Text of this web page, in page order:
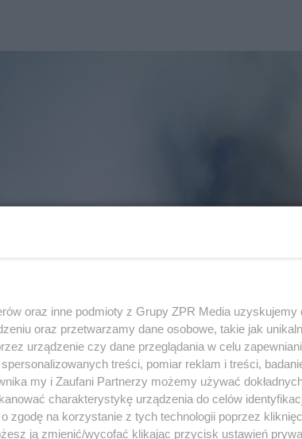
oraz inne podmioty z Grupy ZPR Media uzyskujemy
oraz przetwarzamy dane osobowe, takie jak
urządzenie czy dane przeglądania w celu
treści, pomiar reklam i treści,
my i Zaufani Partnerzy możemy używać
charakterystykę urządzenia do celów
zgodę na korzystanie z tych technologii poprzez
ją zmienić/wycofać klikając przycisk ustawień